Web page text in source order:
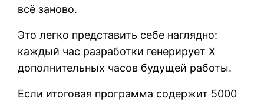
всё заново.
Это легко представить себе наглядно:
каждый час разработки генерирует X
дополнительных часов будущей работы.
Если итоговая программа содержит 5000